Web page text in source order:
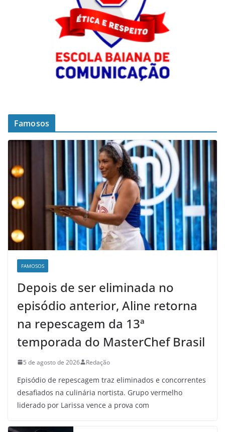
Famosos
FAMOSOS
Depois de ser eliminada no
episódio anterior, Aline retorna
na repescagem da 13ª
temporada do MasterChef Brasil
5 de agosto de 2026 Redação
Episódio de repescagem traz eliminados e concorrentes
desafiados na culinária nortista. Grupo vermelho
liderado por Larissa vence a prova com